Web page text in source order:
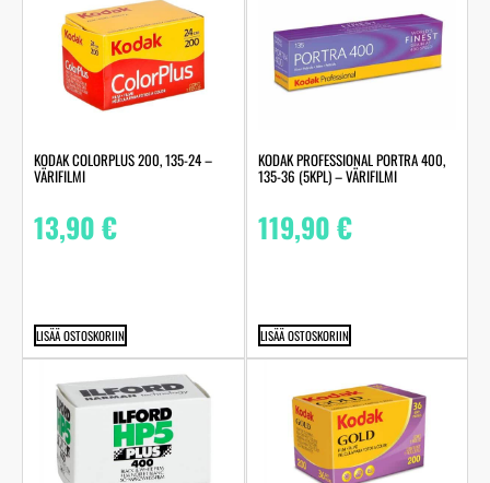
KODAK COLORPLUS 200, 135-24 –
VÄRIFILMI
13,90€
LISÄÄ OSTOSKORIIN
KODAK PROFESSIONAL PORTRA 400,
135-36 (5KPL) – VÄRIFILMI
119,90€
LISÄÄ OSTOSKORIIN